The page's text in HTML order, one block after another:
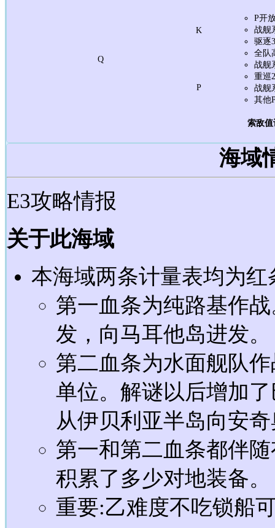
Q
K
P开
战舰
驱逐
全队
战舰
重巡
战舰
其他
P
索敌
海域
E3攻略情报
关于此海域
本海域两条计量表均为红
第一血条为纯路基作
发，向马耳他岛进发。
第二血条为水面舰队
单位。解谜以后增加
从伊贝利亚半岛向安
第一和第二血条都伴
积累了多少对地装备。
重要:乙难度不吃锁船